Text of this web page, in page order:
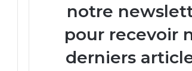
notre
pour recevoir
derniers